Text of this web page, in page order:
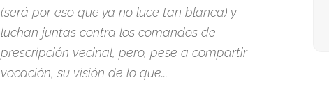
(será por eso que ya no luce tan blanca) y
luchan juntas contra los comandos de
prescripción vecinal, pero, pese a compartir
vocación, su visión de lo que...